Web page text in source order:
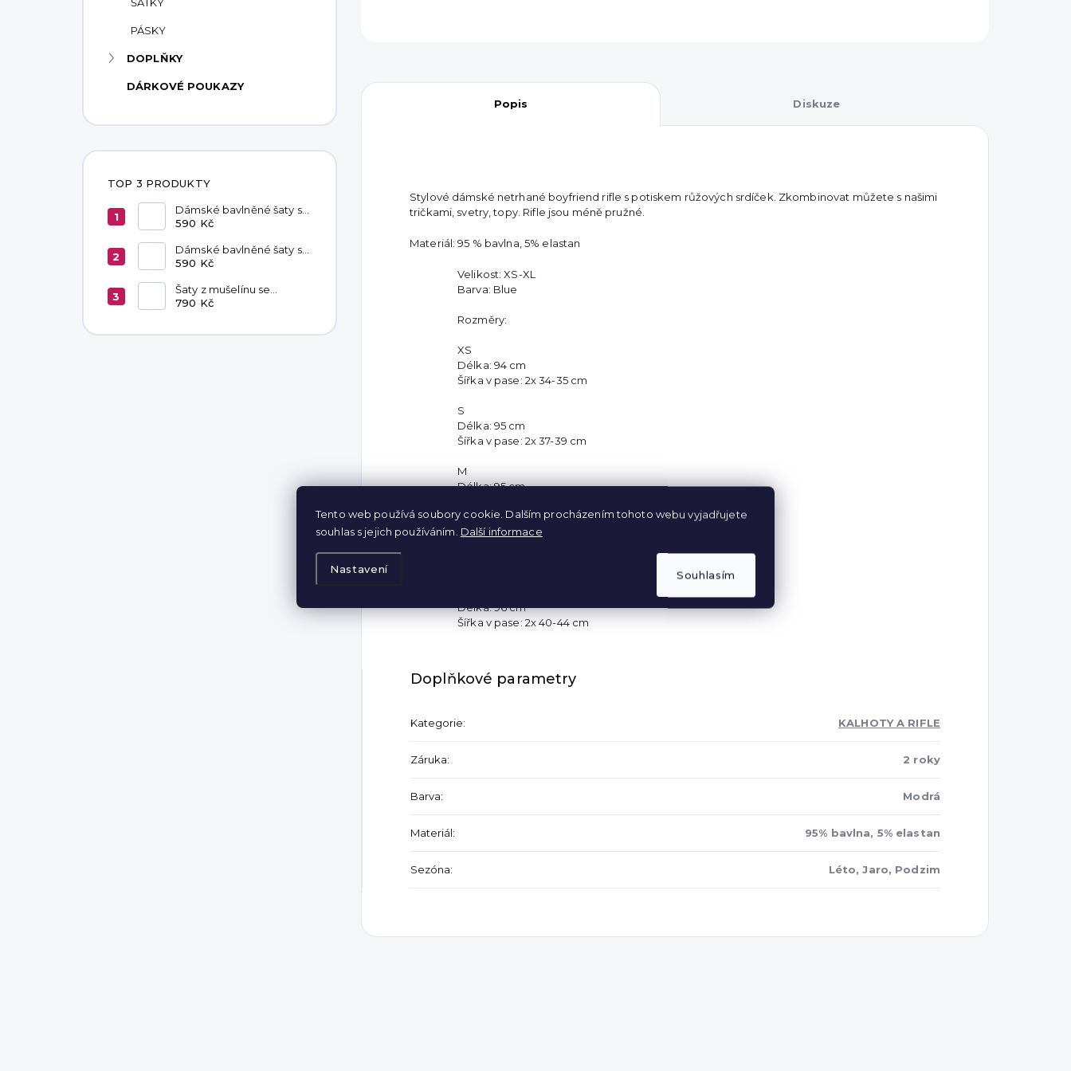
Tento web používá soubory cookie. Dalším procházením tohoto webu vyjadřujete
souhlas s jejich používáním. Další informace
Nastavení Souhlasím
PÁSKY
DOPLŇKY
DÁRKOVÉ POUKAZY
TOP 3 PRODUKTY
Dámské bavlněné šaty s
kapsami Red
590 Kč
Dámské bavlněné šaty s
kapsami Chocolate
590 Kč
Šaty z mušelínu se
zavazováním v pase
790 Kč
Popis Diskuze
Stylové dámské netrhané boyfriend rifle s potiskem růžových srdíček. Zkombinovat můžete s našimi
tričkami, svetry, topy. Rifle jsou méně pružné.
Materiál: 95 % bavlna, 5% elastan
Velikost: XS-XL
Barva: Blue
Rozměry:
XS
Délka: 94 cm
Šířka v pase: 2x 34-35 cm
S
Délka: 95 cm
Šířka v pase: 2x 37-39 cm
M
Délka: 95 cm
L
Délka: 96 cm
Šířka v pase: 2x 40-44 cm
Doplňkové parametry
Kategorie: KALHOTY A RIFLE
Záruka: 2 roky
Barva: Modrá
Materiál: 95% bavlna, 5% elastan
Sezóna: Léto, Jaro, Podzim